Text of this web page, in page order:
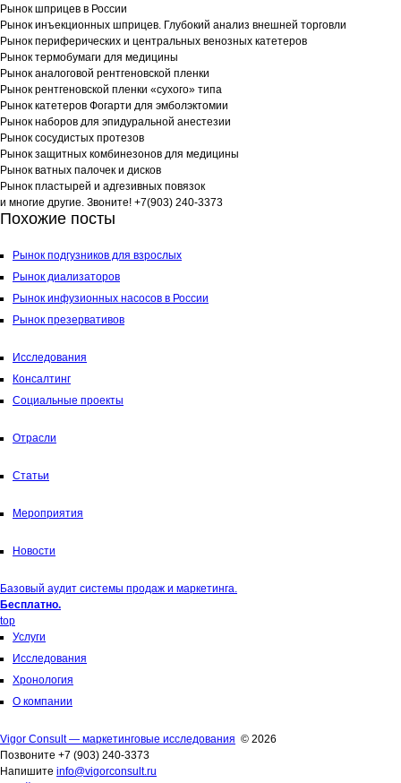
Рынок шприцев в России
Рынок инъекционных шприцев. Глубокий анализ внешней торговли
Рынок периферических и центральных венозных катетеров
Рынок термобумаги для медицины
Рынок аналоговой рентгеновской пленки
Рынок рентгеновской пленки «сухого» типа
Рынок катетеров Фогарти для эмболэктомии
Рынок наборов для эпидуральной анестезии
Рынок сосудистых протезов
Рынок защитных комбинезонов для медицины
Рынок ватных палочек и дисков
Рынок пластырей и адгезивных повязок
и многие другие. Звоните! +7(903) 240-3373
Похожие посты
Рынок подгузников для взрослых
Рынок диализаторов
Рынок инфузионных насосов в России
Рынок презервативов
Исследования
Консалтинг
Социальные проекты
Отрасли
Статьи
Мероприятия
Новости
Базовый аудит системы продаж и маркетинга.
Бесплатно.
top
Услуги
Исследования
Хронология
О компании
Vigor Consult — маркетинговые исследования © 2026
Позвоните +7 (903) 240-3373
Напишите info@vigorconsult.ru